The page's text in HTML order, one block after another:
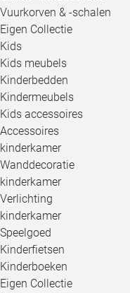
Vuurkorven & -schalen
Eigen Collectie
Kids
Kids meubels
Kinderbedden
Kindermeubels
Kids accessoires
Accessoires
kinderkamer
Wanddecoratie
kinderkamer
Verlichting
kinderkamer
Speelgoed
Kinderfietsen
Kinderboeken
Eigen Collectie